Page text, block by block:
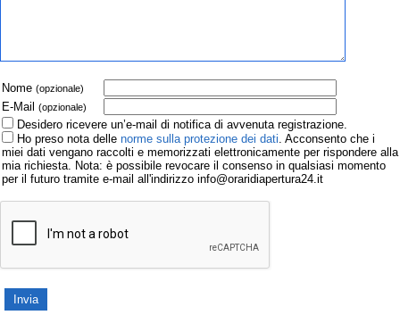
Nome (opzionale)
E-Mail (opzionale)
Desidero ricevere un’e-mail di notifica di avvenuta registrazione.
Ho preso nota delle norme sulla protezione dei dati. Acconsento che i
miei dati vengano raccolti e memorizzati elettronicamente per rispondere alla
mia richiesta. Nota: è possibile revocare il consenso in qualsiasi momento
per il futuro tramite e-mail all'indirizzo info@oraridiapertura24.it